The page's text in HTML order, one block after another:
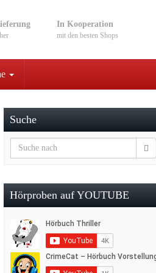
In Kooperation
mit den besten Shops
Suche
Hörproben auf YOUTUBE